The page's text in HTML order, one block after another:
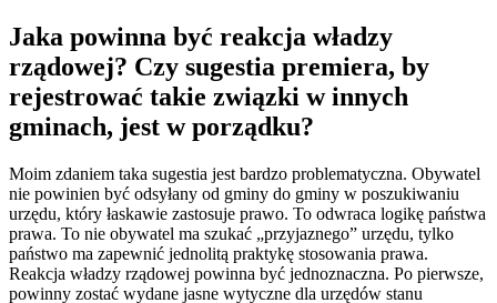
Jaka powinna być reakcja władzy
rządowej? Czy sugestia premiera, by
rejestrować takie związki w innych
gminach, jest w porządku?
Moim zdaniem taka sugestia jest bardzo problematyczna. Obywatel
nie powinien być odsyłany od gminy do gminy w poszukiwaniu
urzędu, który łaskawie zastosuje prawo. To odwraca logikę państwa
prawa. To nie obywatel ma szukać „przyjaznego” urzędu, tylko
państwo ma zapewnić jednolitą praktykę stosowania prawa.
Reakcja władzy rządowej powinna być jednoznaczna. Po pierwsze,
powinny zostać wydane jasne wytyczne dla urzędów stanu